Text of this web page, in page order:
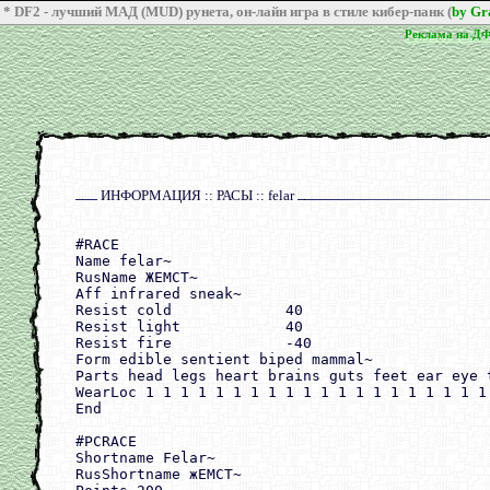
* DF2 - лучший МАД (MUD) рунета, он-лайн игра в стиле кибер-панк (by
Реклама на
Реклама на
ИНФОРМАЦИЯ :: РАСЫ :: felar
#RACE
Name felar~
RusName ЖЕМСТ~
Aff infrared sneak~
Resist cold             40
Resist light            40
Resist fire             -40
Form edible sentient biped mammal~
Parts head legs heart brains guts feet ear eye
WearLoc 1 1 1 1 1 1 1 1 1 1 1 1 1 1 1 1 1 1 1
End
#PCRACE
Shortname Felar~
RusShortname жЕМСТ~